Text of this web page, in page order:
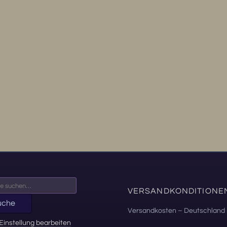
bearbeiten
Versandkosten – Deutschland